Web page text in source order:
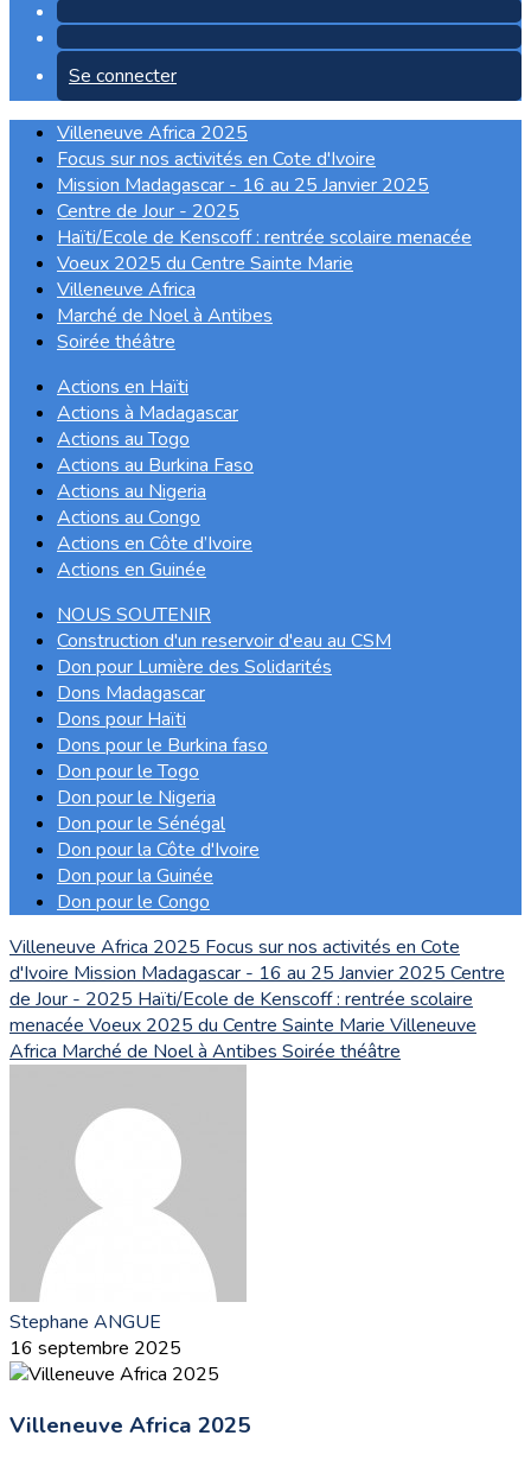
Se connecter
Villeneuve Africa 2025
Focus sur nos activités en Cote d'Ivoire
Mission Madagascar - 16 au 25 Janvier 2025
Centre de Jour - 2025
Haïti/Ecole de Kenscoff : rentrée scolaire menacée
Voeux 2025 du Centre Sainte Marie
Villeneuve Africa
Marché de Noel à Antibes
Soirée théâtre
Actions en Haïti
Actions à Madagascar
Actions au Togo
Actions au Burkina Faso
Actions au Nigeria
Actions au Congo
Actions en Côte d’Ivoire
Actions en Guinée
NOUS SOUTENIR
Construction d'un reservoir d'eau au CSM
Don pour Lumière des Solidarités
Dons Madagascar
Dons pour Haïti
Dons pour le Burkina faso
Don pour le Togo
Don pour le Nigeria
Don pour le Sénégal
Don pour la Côte d'Ivoire
Don pour la Guinée
Don pour le Congo
Villeneuve Africa 2025 Focus sur nos activités en Cote
d'Ivoire Mission Madagascar - 16 au 25 Janvier 2025 Centre
de Jour - 2025 Haïti/Ecole de Kenscoff : rentrée scolaire
menacée Voeux 2025 du Centre Sainte Marie Villeneuve
Africa Marché de Noel à Antibes Soirée théâtre
Stephane ANGUE
16 septembre 2025
Villeneuve Africa 2025